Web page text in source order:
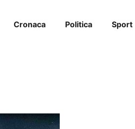
Cronaca Politica Sport